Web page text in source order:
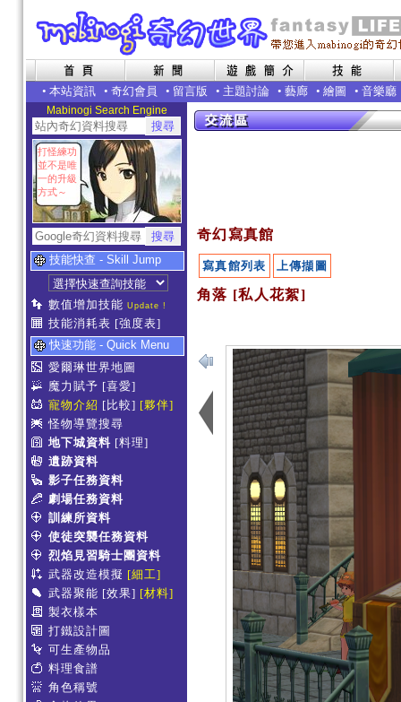
• 本站資訊 • 奇幻會員 • 留言版 • 主題討論 • 藝廊 • 繪圖 • 音樂廳
Mabinogi Search Engine
打怪練功
並不是唯
一的升級
方式～
技能快查 - Skill Jump
數值增加技能 Update !
技能消耗表 [強度表]
快速功能 - Quick Menu
愛爾琳世界地圖
魔力賦予 [喜愛]
寵物介紹 [比較] [夥伴]
怪物導覽搜尋
地下城資料 [料理]
遺跡資料
影子任務資料
劇場任務資料
訓練所資料
使徒突襲任務資料
烈焰見習騎士團資料
武器改造模擬 [細工]
武器聚能 [效果] [材料]
製衣樣本
打鐵設計圖
可生產物品
料理食譜
角色稱號
奇幻寫真館
寫真館列表 上傳擷圖
角落 [私人花絮]